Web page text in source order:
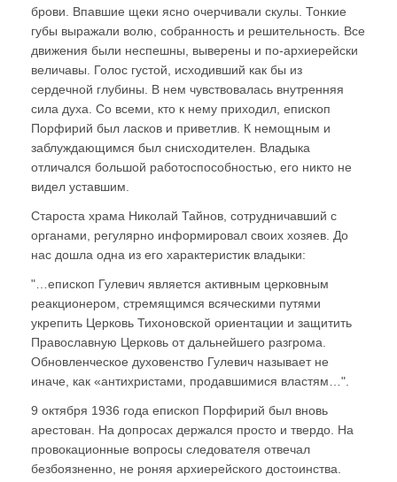
брови. Впавшие щеки ясно очерчивали скулы. Тонкие
губы выражали волю, собранность и решительность. Все
движения были неспешны, выверены и по-архиерейски
величавы. Голос густой, исходивший как бы из
сердечной глубины. В нем чувствовалась внутренняя
сила духа. Со всеми, кто к нему приходил, епископ
Порфирий был ласков и приветлив. К немощным и
заблуждающимся был снисходителен. Владыка
отличался большой работоспособностью, его никто не
видел уставшим.
Староста храма Николай Тайнов, сотрудничавший с
органами, регулярно информировал своих хозяев. До
нас дошла одна из его характеристик владыки:
"…епископ Гулевич является активным церковным
реакционером, стремящимся всяческими путями
укрепить Церковь Тихоновской ориентации и защитить
Православную Церковь от дальнейшего разгрома.
Обновленческое духовенство Гулевич называет не
иначе, как «антихристами, продавшимися властям…".
9 октября 1936 года епископ Порфирий был вновь
арестован. На допросах держался просто и твердо. На
провокационные вопросы следователя отвечал
безбоязненно, не роняя архиерейского достоинства.